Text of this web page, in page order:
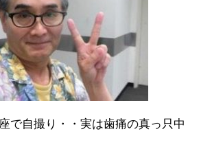
で自撮り・・実は歯痛の真っ只中